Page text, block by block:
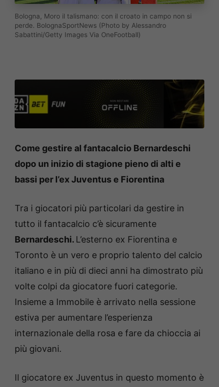
Bologna, Moro il talismano: con il croato in campo non si
perde. BolognaSportNews (Photo by Alessandro
Sabattini/Getty Images Via OneFootball)
Come gestire al fantacalcio Bernardeschi
dopo un inizio di stagione pieno di alti e
bassi per l’ex Juventus e Fiorentina
Tra i giocatori più particolari da gestire in
tutto il fantacalcio c’è sicuramente
Bernardeschi. L’esterno ex Fiorentina e
Toronto è un vero e proprio talento del calcio
italiano e in più di dieci anni ha dimostrato più
volte colpi da giocatore fuori categorie.
Insieme a Immobile è arrivato nella sessione
estiva per aumentare l’esperienza
internazionale della rosa e fare da chioccia ai
più giovani.
Il giocatore ex Juventus in questo momento è